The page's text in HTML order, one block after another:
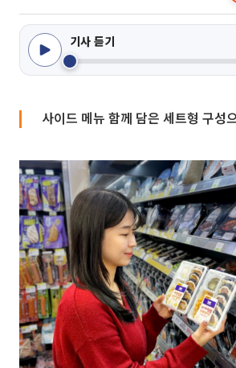
기사 듣기
사이드 메뉴 함께 담은 세트형 구성